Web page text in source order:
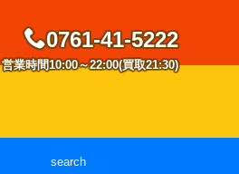
0761-41-5222
営業時間10:00～22:00(買取21:30)
search